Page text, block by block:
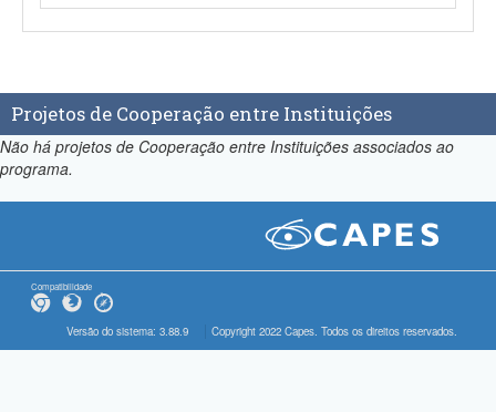
Projetos de Cooperação entre Instituições
Não há projetos de Cooperação entre Instituições associados ao
programa.
Compatibilidade
Versão do sistema: 3.88.9 Copyright 2022 Capes. Todos os direitos reservados.